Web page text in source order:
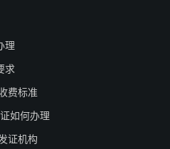
理
求
费标准
如何办理
证机构